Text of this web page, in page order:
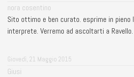
nora cosentino
Sito ottimo e ben curato. esprime in
interprete. Verremo ad ascoltarti a Ravello.
Giovedì, 21 Maggio 2015
Giusi